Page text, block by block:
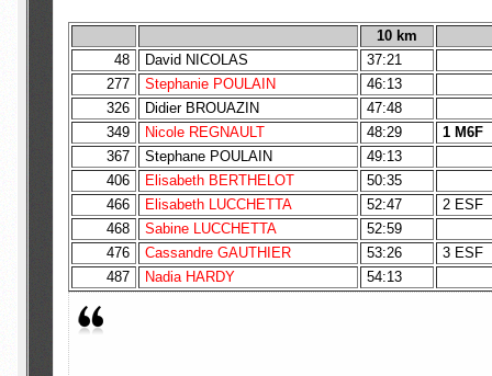
10 km
48
David NICOLAS
37:21
277
Stephanie POULAIN
46:13
326
Didier BROUAZIN
47:48
349
Nicole REGNAULT 48:29
1 M6F
367
Stephane POULAIN
49:13
406
Elisabeth BERTHELOT
50:35
466
Elisabeth LUCCHETTA 52:47
2 ESF
468
Sabine LUCCHETTA
52:59
476
Cassandre GAUTHIER 53:26
3 ESF
487
Nadia HARDY 54:13